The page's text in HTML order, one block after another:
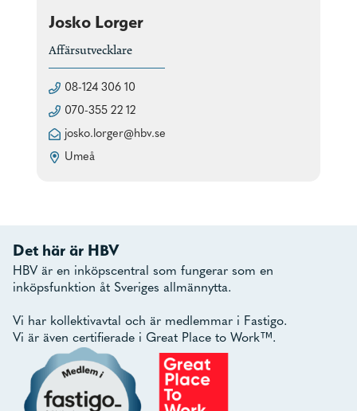
Josko Lorger
Affärsutvecklare
08-124 306 10
070-355 22 12
josko.lorger@hbv.se
Umeå
Det här är HBV
HBV är en inköpscentral som fungerar som en
inköpsfunktion åt Sveriges allmännytta.
Vi har kollektivavtal och är medlemmar i Fastigo.
Vi är även certifierade i Great Place to Work™.